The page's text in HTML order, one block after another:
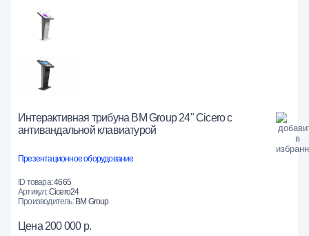
Интерактивная трибуна BM Group 24" Cicero с
антивандальной клавиатурой
Презентационное оборудование
ID товара:4665
Артикул:Cicero24
Производитель: BM Group
Цена 200 000 р.